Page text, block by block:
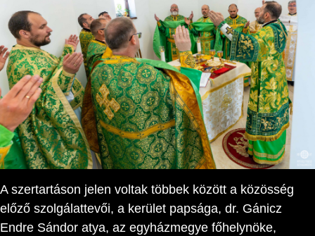
A szertartáson jelen voltak többek között a közösség
előző szolgálattevői, a kerület papsága, dr. Gánicz
Endre Sándor atya, az egyházmegye főhelynöke,